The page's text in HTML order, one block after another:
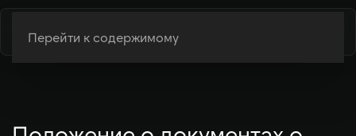
Перейти к содержимому